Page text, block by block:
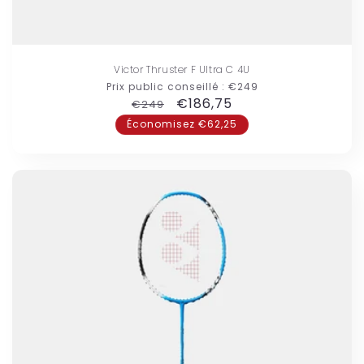
Victor Thruster F Ultra C 4U
Prix public conseillé : €249
Prix
habituel
€249
Prix
promotionnel
€186,75
Économisez €62,25